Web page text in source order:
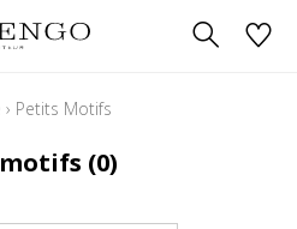
› Petits Motifs
(0)